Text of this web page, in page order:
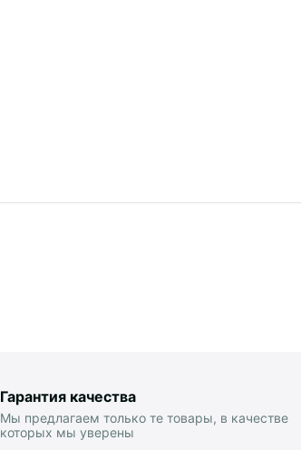
Гарантия качества
Мы предлагаем только те товары, в качестве
которых мы уверены